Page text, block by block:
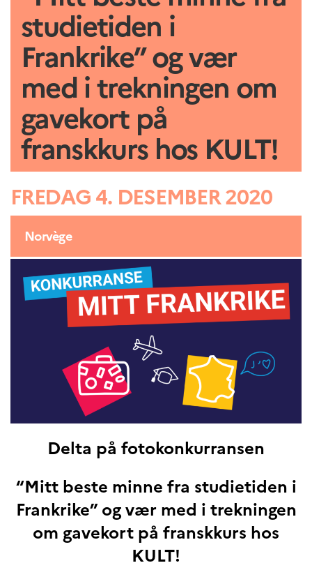
UTDANNING OG
FRANSK SPRÅK
Lære fransk i
Frankrike
Fremming av fransk
språk
Frankofoni
Skolebesøk
Språksertifisering
(DELF/DALF/TCF)
Videregående i Frankrike
Språkassistenter
Kurs og seminarer
Pedagogiske ressurser
UNIVERSITETER
Høyere utdanning og
postdoktorstillinger
Studere i Frankrike
Campus France Norge på reise i
Frankrike
Studere i Norge
postdoktorstillinger i
Studiestipender
French+Gastronomy and
French+Hospitality
Studenthistorier
For institusjoner
France Alumni
studietiden i
Frankrike” og vær
med i trekningen om
gavekort på
franskkurs hos KULT!
FREDAG 4. DESEMBER 2020
Norvège
Delta på fotokonkurransen
“Mitt beste minne fra studietiden i
Frankrike” og vær med i trekningen
om gavekort på franskkurs hos
KULT!